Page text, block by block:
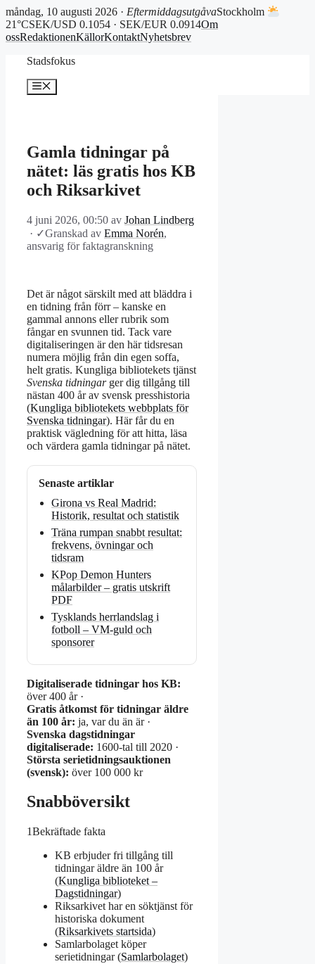
måndag, 10 augusti 2026 · EftermiddagsutgåvaStockholm
21°CSEK/USD 0.1054 · SEK/EUR 0.0914Om
ossRedaktionenKällorKontaktNyhetsbrev
Stadsfokus
Meny
Gamla tidningar på
nätet: läs gratis hos KB
och Riksarkivet
4 juni 2026, 00:50 av Johan Lindberg
· ✓Granskad av Emma Norén,
ansvarig för faktagranskning
Det är något särskilt med att bläddra i
en tidning från förr – kanske en
gammal annons eller rubrik som
fångar en svunnen tid. Tack vare
digitaliseringen är den här tidsresan
numera möjlig från din egen soffa,
helt gratis. Kungliga bibliotekets tjänst
Svenska tidningarger dig tillgång till
nästan 400 år av svensk presshistoria
(Kungliga bibliotekets webbplats för
Svenska tidningar). Här får du en
praktisk vägledning för att hitta, läsa
och värdera gamla tidningar på nätet.
Senaste artiklar
Girona vs Real Madrid:
Historik, resultat och statistik
Träna rumpan snabbt resultat:
frekvens, övningar och
tidsram
KPop Demon Hunters
målarbilder – gratis utskrift
PDF
Tysklands herrlandslag i
fotboll – VM-guld och
sponsorer
Digitaliserade tidningar hos KB:
över 400 år ·
Gratis åtkomst för tidningar äldre
än 100 år: ja, var du än är ·
Svenska dagstidningar
digitaliserade: 1600-tal till 2020 ·
Största serietidningsauktionen
(svensk): över 100 000 kr
Snabböversikt
1Bekräftade fakta
KB erbjuder fri tillgång till
tidningar äldre än 100 år
(Kungliga biblioteket –
Dagstidningar)
Riksarkivet har en söktjänst för
historiska dokument
(Riksarkivets startsida)
Samlarbolaget köper
serietidningar (Samlarbolaget)